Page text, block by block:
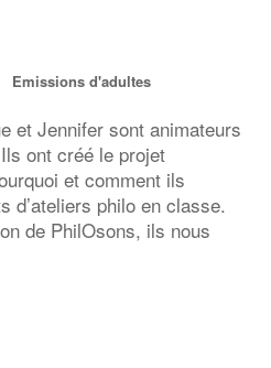
Emissions d'adultes
et Jennifer sont animateurs
ont créé le projet
et comment ils
d’ateliers philo en classe.
de PhilOsons, ils nous